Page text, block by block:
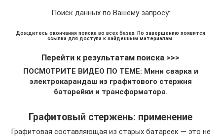
Поиск данных по Вашему запросу:
Дождитесь окончания поиска во всех базах. По завершению появится
ссылка для доступа к найденным материалам.
Перейти к результатам поиска >>>
ПОСМОТРИТЕ ВИДЕО ПО ТЕМЕ: Мини сварка и
электрокарандаш из графитового стержня
батарейки и трансформатора.
Графитовый стержень: применение
Графитовая составляющая из старых батареек — это не